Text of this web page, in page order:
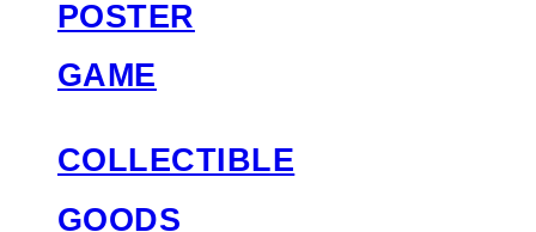
POSTER
GAME
COLLECTIBLE
GOODS